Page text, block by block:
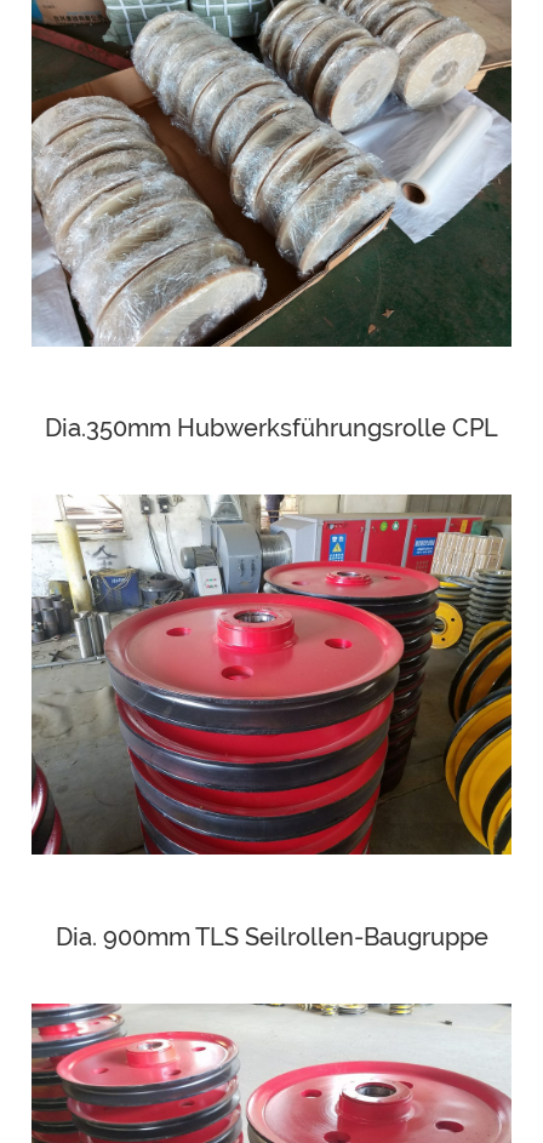
Dia.350mm Hubwerksführungsrolle CPL
Dia. 900mm TLS Seilrollen-Baugruppe